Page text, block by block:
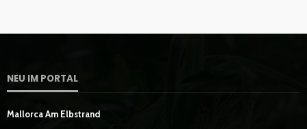
NEU IM PORTAL
Mallorca Am Elbstrand